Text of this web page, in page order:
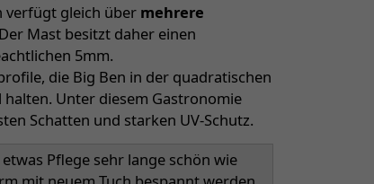
verfügt gleich über mehrere
Mast besitzt daher einen
5mm.
die Big Ben in der quadratischen
Unter diesem Gastronomie
Schatten und starken UV-Schutz.
Pflege sehr lange schön wie